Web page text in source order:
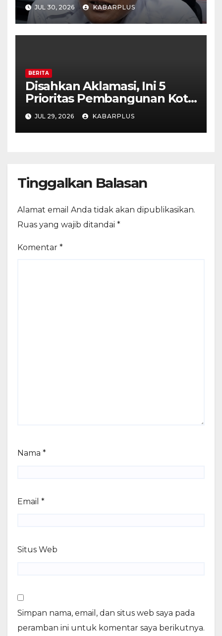
JUL 30, 2026 KABARPLUS
BERITA
Disahkan Aklamasi, Ini 5
Prioritas Pembangunan Kota
Madiun dalam KUA-PPAS
APBD 2027
JUL 29, 2026 KABARPLUS
Tinggalkan Balasan
Alamat email Anda tidak akan dipublikasikan.
Ruas yang wajib ditandai *
Komentar *
Nama *
Email *
Situs Web
Simpan nama, email, dan situs web saya pada
peramban ini untuk komentar saya berikutnya.